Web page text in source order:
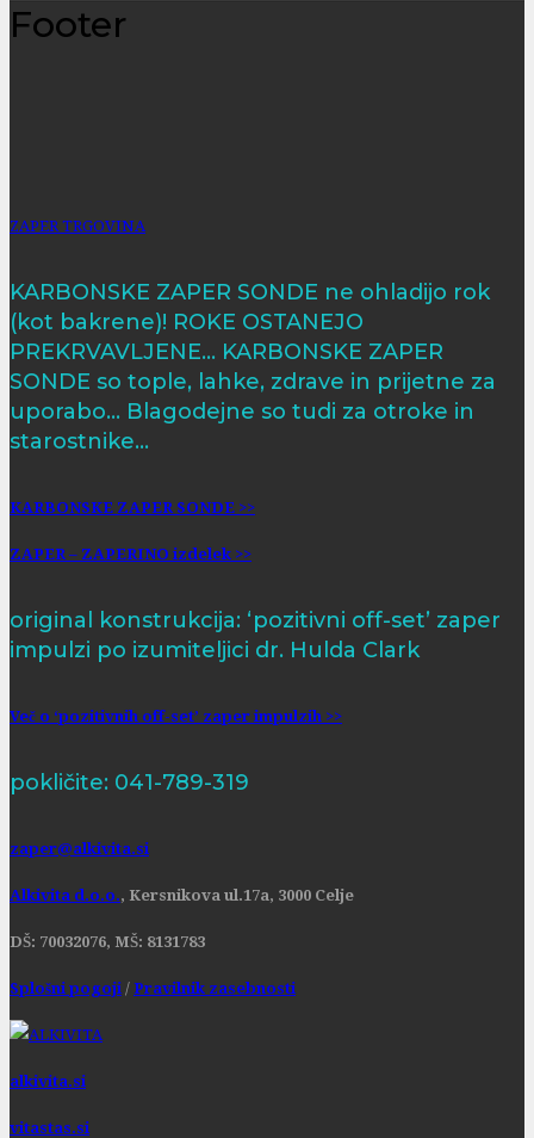
Footer
ZAPER TRGOVINA
KARBONSKE ZAPER SONDE ne ohladijo rok
(kot bakrene)! ROKE OSTANEJO
PREKRVAVLJENE… KARBONSKE ZAPER
SONDE so tople, lahke, zdrave in prijetne za
uporabo… Blagodejne so tudi za otroke in
starostnike…
KARBONSKE ZAPER SONDE >>
ZAPER – ZAPERINO izdelek >>
original konstrukcija: ‘pozitivni off-set’ zaper
impulzi po izumiteljici dr. Hulda Clark
Več o ‘pozitivnih off-set’ zaper impulzih >>
pokličite: 041-789-319
zaper@alkivita.si
Alkivita d.o.o., Kersnikova ul.17a, 3000 Celje
DŠ: 70032076, MŠ: 8131783
Splošni pogoji / Pravilnik zasebnosti
alkivita.si
vitastas.si